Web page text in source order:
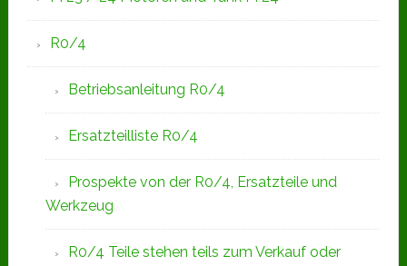
R0/4
Betriebsanleitung R0/4
Ersatzteilliste R0/4
Prospekte von der R0/4, Ersatzteile und
Werkzeug
R0/4 Teile stehen teils zum Verkauf oder